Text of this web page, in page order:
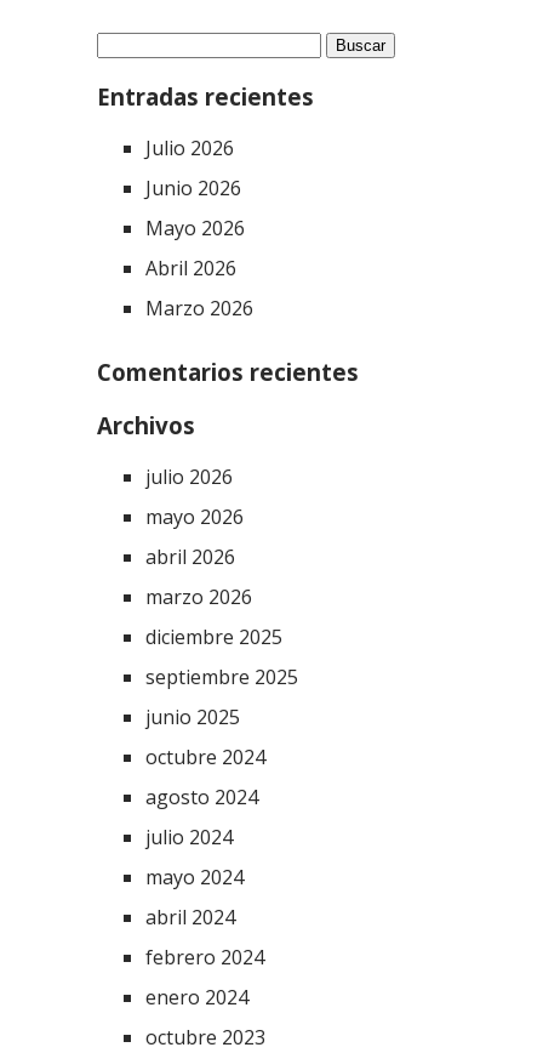
Buscar:
Entradas recientes
Julio 2026
Junio 2026
Mayo 2026
Abril 2026
Marzo 2026
Comentarios recientes
Archivos
julio 2026
mayo 2026
abril 2026
marzo 2026
diciembre 2025
septiembre 2025
junio 2025
octubre 2024
agosto 2024
julio 2024
mayo 2024
abril 2024
febrero 2024
enero 2024
octubre 2023